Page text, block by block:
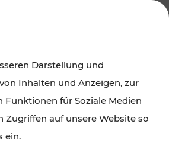
und das Burgenland
Darstellung und
Inhalten und Anzeigen, zur
Funktionen für Soziale Medien
Zugriffen auf unsere Website so
ein.